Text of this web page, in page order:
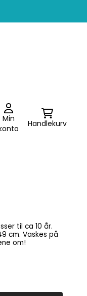
Min
Handlekurv
til ca 10 år.
på
du alene om!